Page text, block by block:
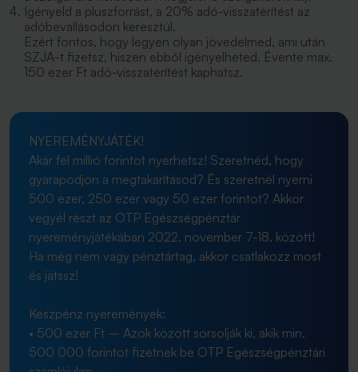
Igényeld a pluszforrást, a 20% adó-visszatérítést az
adóbevallásodon keresztül.
Ezért fontos, hogy legyen olyan jövedelmed, ami után
SZJA-t fizetsz, hiszen ebből igényelheted. Évente max.
150 ezer Ft adó-visszatérítést kaphatsz.
NYEREMÉNYJÁTÉK!
Akár fél millió forintot nyerhetsz! Szeretnéd, hogy
gyarapodjon a megtakarításod? És szeretnél nyerni
500 ezer, 250 ezer vagy 50 ezer forintot? Akkor
vegyél részt az OTP Egészségpénztár
nyereményjátékában 2022. november 7-18. között!
Ha még nem vagy pénztártag, akkor csatlakozz most
és játssz!
Készpénz nyeremények:
• 500 ezer Ft – Azok között sorsolják ki, akik min.
500 000 forintot fizetnek be OTP Egészségpénztári